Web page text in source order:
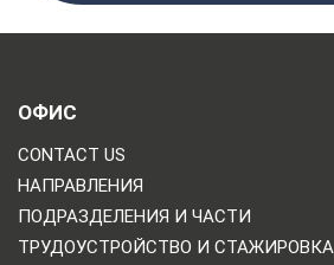
ОФИС
CONTACT US
НАПРАВЛЕНИЯ
ПОДРАЗДЕЛЕНИЯ И ЧАСТИ
ТРУДОУСТРОЙСТВО И СТАЖИРОВКА